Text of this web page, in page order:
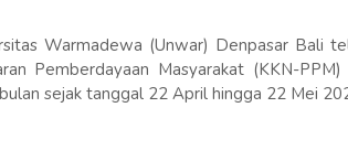
Warmadewa (Unwar) Denpasar Bali
Pemberdayaan Masyarakat (KKN-PPM)
sejak tanggal 22 April hingga 22 Mei